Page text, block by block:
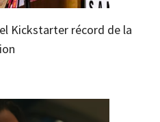
Kickstarter récord de la